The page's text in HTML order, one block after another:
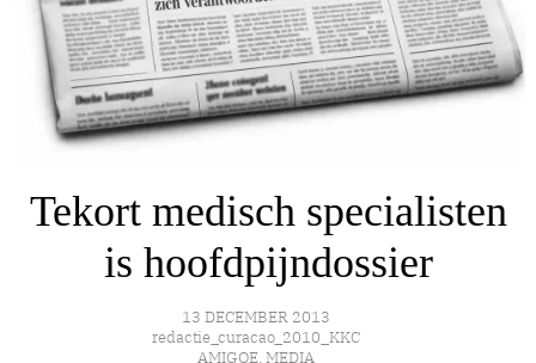
Tekort medisch specialisten
is hoofdpijndossier
13 DECEMBER 2013
redactie_curacao_2010_KKC
AMIGOE, MEDIA